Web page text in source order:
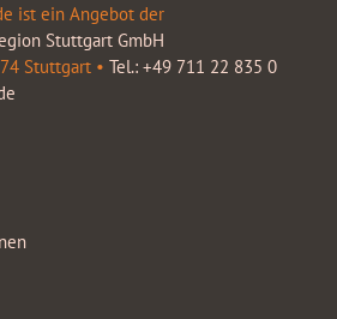
ist ein Angebot der
Stuttgart GmbH
Stuttgart • Tel.: +49 711 22 835 0